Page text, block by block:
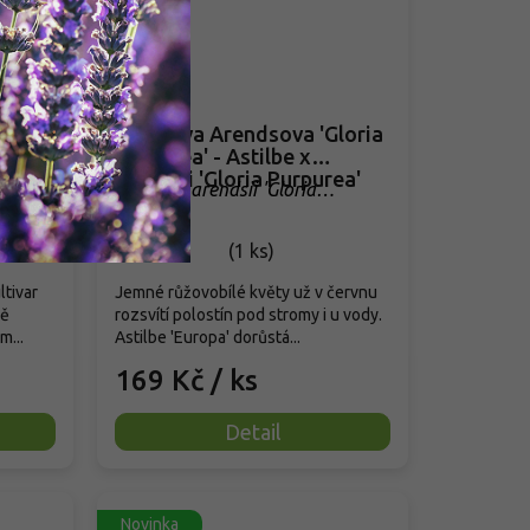
Čechrava Arendsova 'Gloria
Purpurea' - Astilbe x
arendsii 'Gloria Purpurea'
Astilbe x arendsii 'Gloria
Purpurea'
Skladem
(1 ks)
169 Kč / ks
Detail
Jemné růžovobílé květy už v červnu
rozsvítí polostín pod stromy i u vody.
Astilbe 'Europa' dorůstá...
Novinka